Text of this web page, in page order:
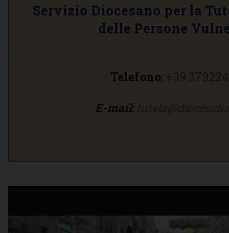
Servizio Diocesano per la
delle Persone
Telefono: +39
E-mail: